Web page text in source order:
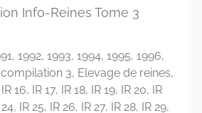
Info-Reines Tome 3
, 1992, 1993, 1994, 1995, 1996,
compilation 3, Elevage de reines,
IR 16, IR 17, IR 18, IR 19, IR 20, IR
24, IR 25, IR 26, IR 27, IR 28, IR 29,